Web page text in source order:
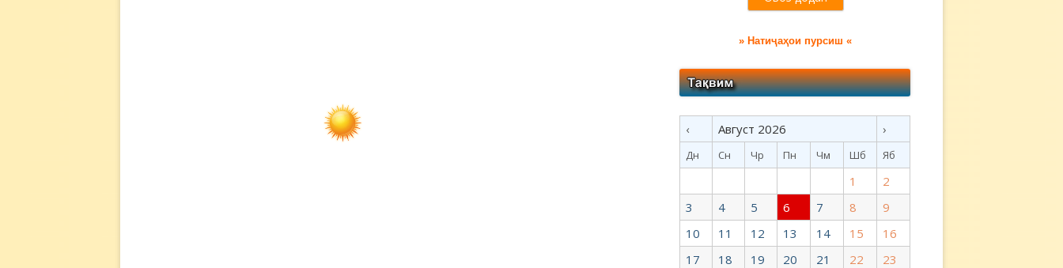
» Натиҷаҳои пурсиш «
‹ Август 2026 ›
Дн Сн Чр Пн Чм Шб Яб
1
2
3
4 5 6 7 8
9
10
11 12 13 14 15
16
17
18 19 20 21 22
23